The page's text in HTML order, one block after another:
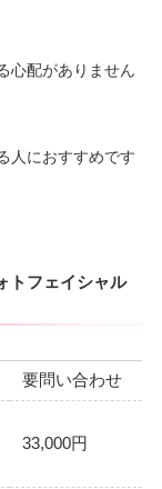
心配がありません
人におすすめです
トフェイシャル
要問い合わせ
33,000円